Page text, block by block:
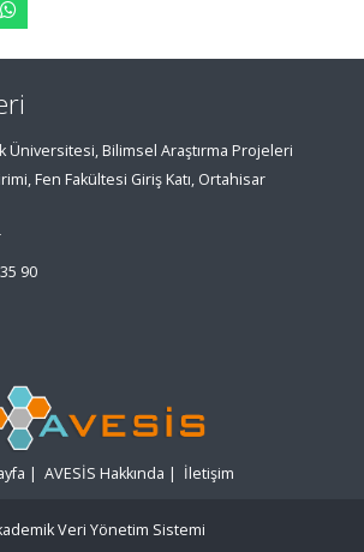
Üniversitesi, Bilimsel Araştırma Projeleri
Fen Fakültesi Giriş Katı, Ortahisar
90
| AVESİS Hakkında | İletişim
Veri Yönetim Sistemi